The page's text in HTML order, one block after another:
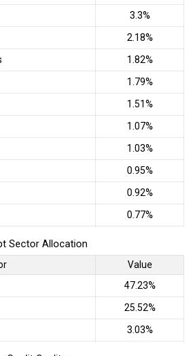
3.3%
2.18%
1.82%
1.79%
1.51%
1.07%
1.03%
0.95%
0.92%
0.77%
Sector Allocation
Value
47.23%
25.52%
3.03%